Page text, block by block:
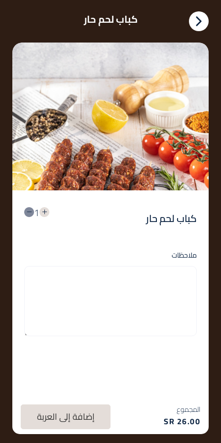
كباب لحم حار
كباب لحم حار 1
ملاحظات
المجموع
26.00 إضافة إلى العربة